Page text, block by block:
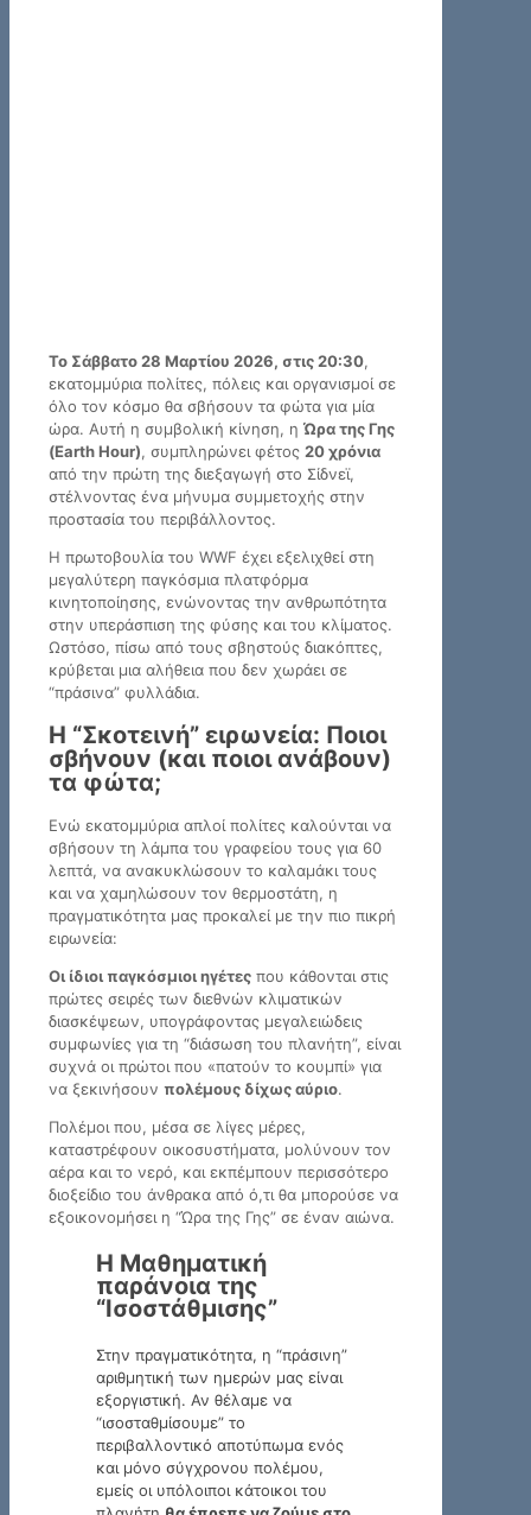
Το Σάββατο 28 Μαρτίου 2026, στις 20:30,
εκατομμύρια πολίτες, πόλεις και οργανισμοί σε
όλο τον κόσμο θα σβήσουν τα φώτα για μία
ώρα. Αυτή η συμβολική κίνηση, η Ώρα της Γης
(Earth Hour), συμπληρώνει φέτος 20 χρόνια
από την πρώτη της διεξαγωγή στο Σίδνεϊ,
στέλνοντας ένα μήνυμα συμμετοχής στην
προστασία του περιβάλλοντος.
Η πρωτοβουλία του WWF έχει εξελιχθεί στη
μεγαλύτερη παγκόσμια πλατφόρμα
κινητοποίησης, ενώνοντας την ανθρωπότητα
στην υπεράσπιση της φύσης και του κλίματος.
Ωστόσο, πίσω από τους σβηστούς διακόπτες,
κρύβεται μια αλήθεια που δεν χωράει σε
“πράσινα” φυλλάδια.
Η “Σκοτεινή” ειρωνεία: Ποιοι
σβήνουν (και ποιοι ανάβουν)
τα φώτα;
Ενώ εκατομμύρια απλοί πολίτες καλούνται να
σβήσουν τη λάμπα του γραφείου τους για 60
λεπτά, να ανακυκλώσουν το καλαμάκι τους
και να χαμηλώσουν τον θερμοστάτη, η
πραγματικότητα μας προκαλεί με την πιο πικρή
ειρωνεία:
Οι ίδιοι παγκόσμιοι ηγέτες που κάθονται στις
πρώτες σειρές των διεθνών κλιματικών
διασκέψεων, υπογράφοντας μεγαλειώδεις
συμφωνίες για τη “διάσωση του πλανήτη”, είναι
συχνά οι πρώτοι που «πατούν το κουμπί» για
να ξεκινήσουν πολέμους δίχως αύριο.
Πολέμοι που, μέσα σε λίγες μέρες,
καταστρέφουν οικοσυστήματα, μολύνουν τον
αέρα και το νερό, και εκπέμπουν περισσότερο
διοξείδιο του άνθρακα από ό,τι θα μπορούσε να
εξοικονομήσει η “Ώρα της Γης” σε έναν αιώνα.
Η Μαθηματική
παράνοια της
“Ισοστάθμισης”
Στην πραγματικότητα, η “πράσινη”
αριθμητική των ημερών μας είναι
εξοργιστική. Αν θέλαμε να
“ισοσταθμίσουμε” το
περιβαλλοντικό αποτύπωμα ενός
και μόνο σύγχρονου πολέμου,
εμείς οι υπόλοιποι κάτοικοι του